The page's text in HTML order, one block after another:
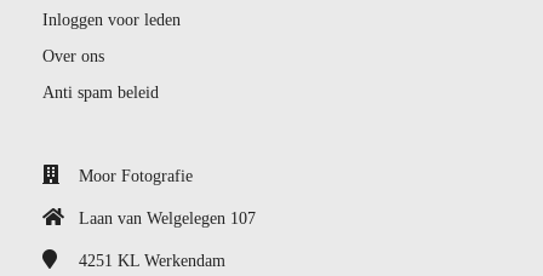
Inloggen voor leden
Over ons
Anti spam beleid
Moor Fotografie
Laan van Welgelegen 107
4251 KL Werkendam